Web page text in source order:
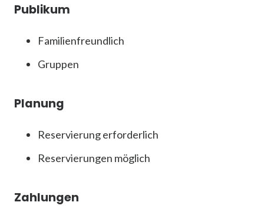
Publikum
Familienfreundlich
Gruppen
Planung
Reservierung erforderlich
Reservierungen möglich
Zahlungen